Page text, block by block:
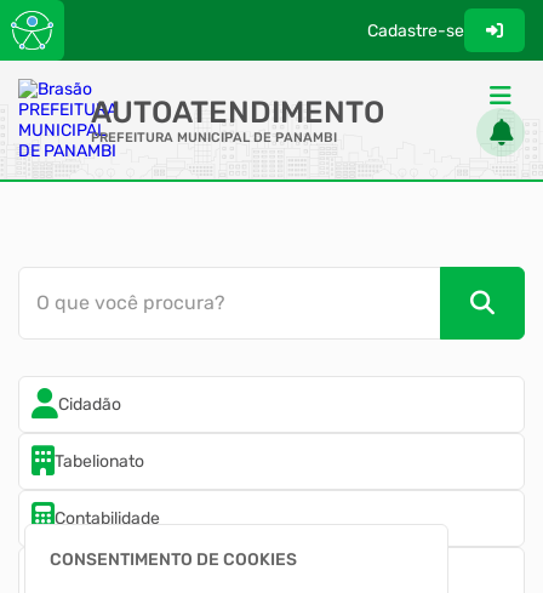
Cadastre-se
AUTOATENDIMENTO
PREFEITURA MUNICIPAL DE PANAMBI
Cidadão
Diário Oficial
Transparência
O que você procura?
Cidadão
Tabelionato
Contabilidade
CONSENTIMENTO DE COOKIES